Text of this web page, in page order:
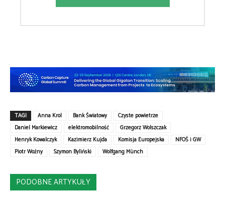
TAGI Anna Król Bank Światowy
Czyste powietrze
Daniel Markiewicz
elektromobilność
Grzegorz Wolszczak
Henryk Kowalczyk
Kazimierz Kujda Komisja Europejska
NFOŚ i GW
Piotr Woźny
Szymon Byliński Wolfgang Münch
PODOBNE ARTYKUŁY